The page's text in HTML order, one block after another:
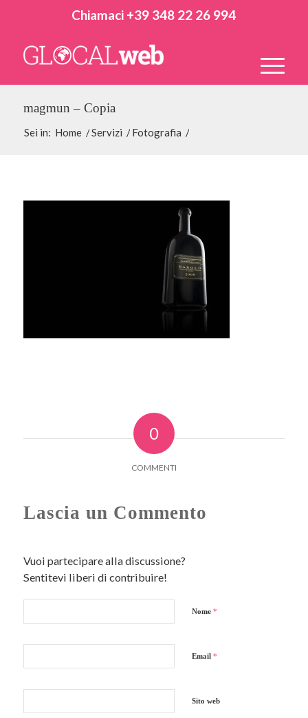
Chiamaci +39 348 22 26 994
magmun – Copia
Sei in: Home /Servizi / Fotografia /
0
COMMENTI
Lascia un Commento
Vuoi partecipare alla discussione?
Sentitevi liberi di contribuire!
Nome *
Email *
Sito web